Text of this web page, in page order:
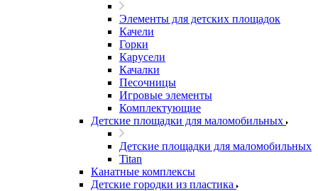
Элементы для детских площадок
Качели
Горки
Карусели
Качалки
Песочницы
Игровые элементы
Комплектующие
Детские площадки для маломобильных
Детские площадки для маломобильных
Titan
Канатные комплексы
Детские городки из пластика